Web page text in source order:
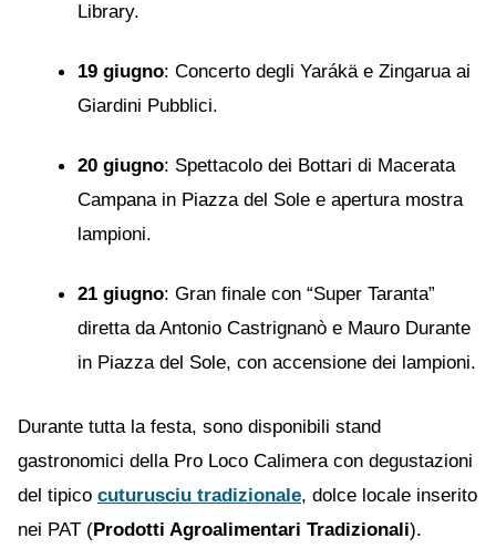
Library.
19 giugno: Concerto degli Yarákä e Zingarua ai
Giardini Pubblici.
20 giugno: Spettacolo dei Bottari di Macerata
Campana in Piazza del Sole e apertura mostra
lampioni.
21 giugno: Gran finale con “Super Taranta”
diretta da Antonio Castrignanò e Mauro Durante
in Piazza del Sole, con accensione dei lampioni.
Durante tutta la festa, sono disponibili stand
gastronomici della Pro Loco Calimera con degustazioni
del tipico cuturusciu tradizionale, dolce locale inserito
nei PAT (Prodotti Agroalimentari Tradizionali).